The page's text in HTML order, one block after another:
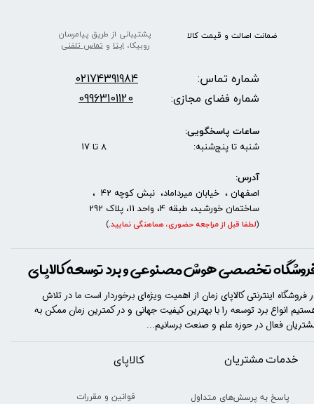
پشتیبانی از طریق پیامرسان
روبیکا،ایتا وتماس تلفنی
ضمانت اصالت و قیمت​​​​​​​ کالا ​​​​​​​
خدمات مشتریان
پاسخ به پرسش‌های متداول
​​کالاپای
قوانین و مقررات
تخصصی هوش مصنوعی و برد توسعه کالاپای
فروشگاه اینترنتی کالاپای زمان از اهمیت ویژه‌ای برخوردار است ما در تلاش
انواع برد توسعه را با​​​ بهترین کیفیت جهانی و در کمترین زمان ممکن به
فعال در حوزه علم و صنعت برسانیم...
شماره تماس: 02174391984
شماره فضای مجازی: 09963101120
ساعات پاسخگویی:
شنبه تا پنج‌شنبه: 8 تا 17
آدرس:
اصفهان ، خیابان میرداماد، نبش کوچه 42 ،
ساختمان خورشید، طبقه 4، واحد 11، پلاک 292
(لطفا قبل از مراجعه حضوری، هماهنگی نمایید.
)